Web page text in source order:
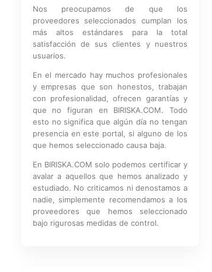
Nos preocupamos de que los
proveedores seleccionados cumplan los
más altos estándares para la total
satisfacción de sus clientes y nuestros
usuarios.
En el mercado hay muchos profesionales
y empresas que son honestos, trabajan
con profesionalidad, ofrecen garantías y
que no figuran en BIRISKA.COM. Todo
esto no significa que algún día no tengan
presencia en este portal, si alguno de los
que hemos seleccionado causa baja.
En BIRISKA.COM solo podemos certificar y
avalar a aquellos que hemos analizado y
estudiado. No criticamos ni denostamos a
nadie, simplemente recomendamos a los
proveedores que hemos seleccionado
bajo rigurosas medidas de control.